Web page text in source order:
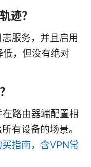
迹？
服务，并且启用
，但没有绝对
路由器端配置相
有设备的场景。
指南，含VPN常